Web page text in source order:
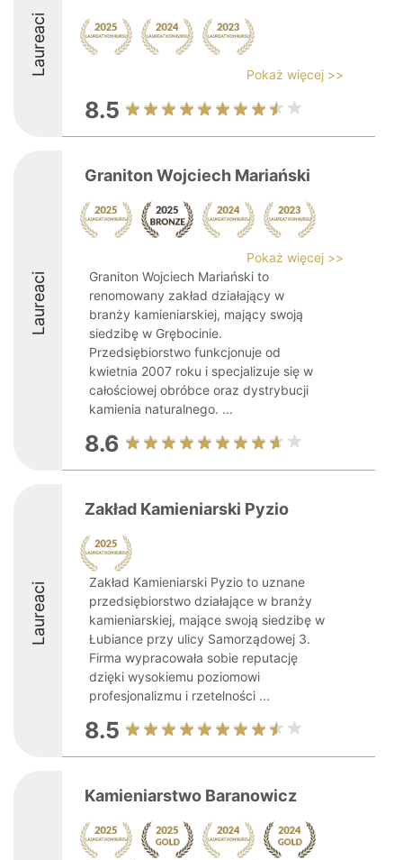
Laureaci Pokaż więcej >>
8.5
Laureaci
Graniton Wojciech Mariański
Pokaż więcej >>
Graniton Wojciech Mariański to
renomowany zakład działający w
branży kamieniarskiej, mający swoją
siedzibę w Grębocinie.
Przedsiębiorstwo funkcjonuje od
kwietnia 2007 roku i specjalizuje się w
całościowej obróbce oraz dystrybucji
kamienia naturalnego. ...
8.6
Laureaci
Zakład Kamieniarski Pyzio
Zakład Kamieniarski Pyzio to uznane
przedsiębiorstwo działające w branży
kamieniarskiej, mające swoją siedzibę w
Łubiance przy ulicy Samorządowej 3.
Firma wypracowała sobie reputację
dzięki wysokiemu poziomowi
profesjonalizmu i rzetelności ...
8.5
Kamieniarstwo Baranowicz